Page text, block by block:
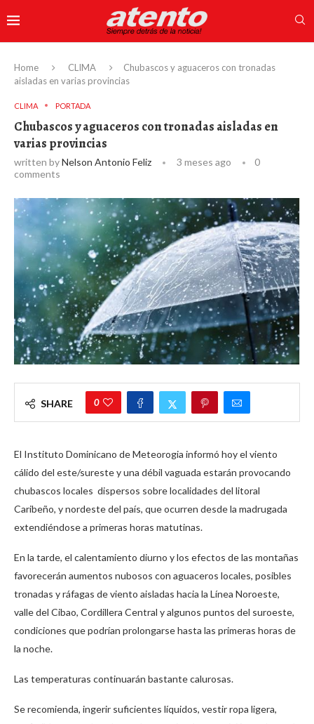
Home CLIMA
Chubascos y aguaceros con tronadas
aisladas en varias provincias
CLIMA PORTADA
Chubascos y aguaceros con tronadas aisladas en
varias provincias
written byNelson Antonio Feliz 3 meses ago
0
comments
SHARE 0
El Instituto Dominicano de Meteorogia informó hoy el viento
cálido del este/sureste y una débil vaguada estarán provocando
chubascos locales dispersos sobre localidades del litoral
Caribeño, y nordeste del país, que ocurren desde la madrugada
extendiéndose a primeras horas matutinas.
En la tarde, el calentamiento diurno y los efectos de las montañas
favorecerán aumentos nubosos con aguaceros locales, posibles
tronadas y ráfagas de viento aisladas hacia la Línea Noroeste,
valle del Cibao, Cordillera Central y algunos puntos del suroeste,
condiciones que podrían prolongarse hasta las primeras horas de
la noche.
Las temperaturas continuarán bastante calurosas.
Se recomienda, ingerir suficientes líquidos, vestir ropa ligera,